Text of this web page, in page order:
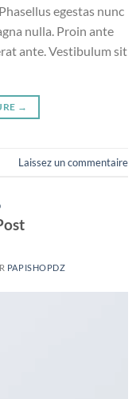
egestas nunc
nulla. Proin ante
ante. Vestibulum sit
→
Laissez un commentaire
PAPISHOPDZ